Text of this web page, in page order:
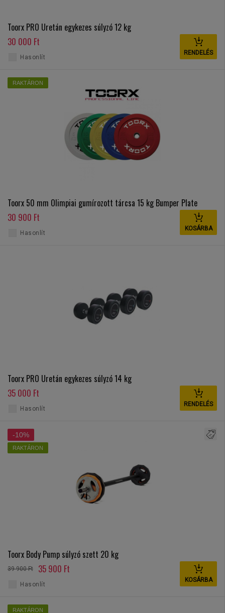
Toorx PRO Uretán egykezes súlyzó 12 kg
30 000 Ft
RENDELÉS
Hasonlít
RAKTÁRON
Toorx 50 mm Olimpiai gumírozott tárcsa 15 kg Bumper Plate
30 900 Ft
KOSÁRBA
Hasonlít
Toorx PRO Uretán egykezes súlyzó 14 kg
35 000 Ft
RENDELÉS
Hasonlít
-10%
RAKTÁRON
Toorx Body Pump súlyzó szett 20 kg
39 900 Ft 35 900 Ft
KOSÁRBA
Hasonlít
RAKTÁRON